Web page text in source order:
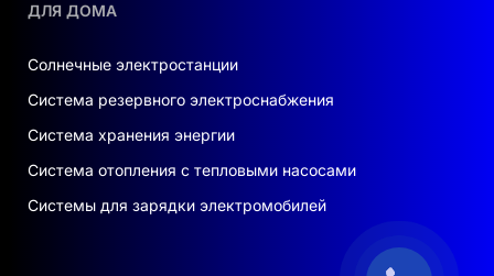
ДЛЯ ДОМА
Солнечные электростанции
Система резервного электроснабжения
Система хранения энергии
Система отопления с тепловыми насосами
Системы для зарядки электромобилей